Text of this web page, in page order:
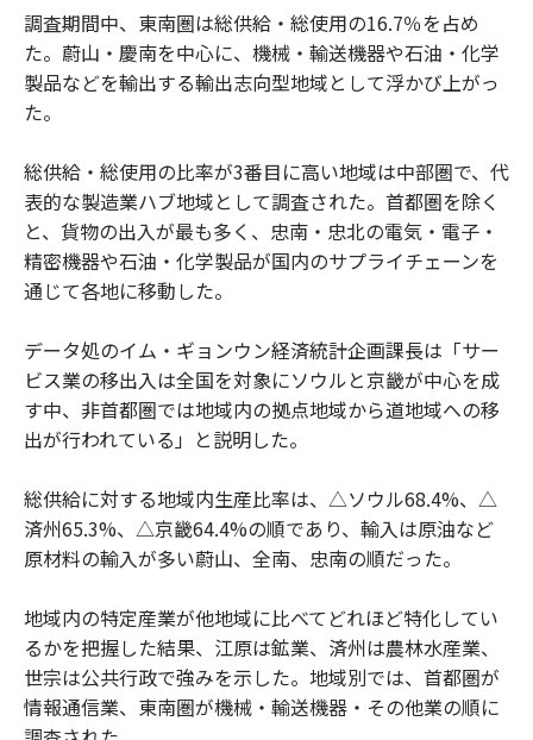
調査期間中、東南圏は総供給・総使用の16.7％を占め
た。蔚山・慶南を中心に、機械・輸送機器や石油・化学
製品などを輸出する輸出志向型地域として浮かび上がっ
た。
総供給・総使用の比率が3番目に高い地域は中部圏で、代
表的な製造業ハブ地域として調査された。首都圏を除く
と、貨物の出入が最も多く、忠南・忠北の電気・電子・
精密機器や石油・化学製品が国内のサプライチェーンを
通じて各地に移動した。
データ処のイム・ギョンウン経済統計企画課長は「サー
ビス業の移出入は全国を対象にソウルと京畿が中心を成
す中、非首都圏では地域内の拠点地域から道地域への移
出が行われている」と説明した。
総供給に対する地域内生産比率は、△ソウル68.4%、△
済州65.3%、△京畿64.4%の順であり、輸入は原油など
原材料の輸入が多い蔚山、全南、忠南の順だった。
地域内の特定産業が他地域に比べてどれほど特化してい
るかを把握した結果、江原は鉱業、済州は農林水産業、
世宗は公共行政で強みを示した。地域別では、首都圏が
情報通信業、東南圏が機械・輸送機器・その他業の順に